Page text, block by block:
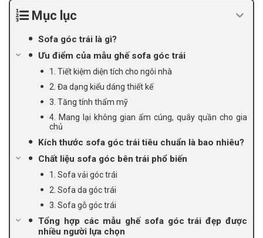
Mục lục
Sofa góc trái là gì?
Ưu điểm của mẫu ghế sofa góc trái
1. Tiết kiệm diện tích cho ngôi nhà
2. Đa dạng kiểu dáng thiết kế
3. Tăng tính thẩm mỹ
4. Mang lại không gian ấm cúng, quây quần cho gia
chủ
Kích thước sofa góc trái tiêu chuẩn là bao nhiêu?
Chất liệu sofa góc bên trái phổ biến
1. Sofa vải góc trái
2. Sofa da góc trái
3. Sofa gỗ góc trái
Tổng hợp các mẫu ghế sofa góc trái đẹp được
nhiều người lựa chọn